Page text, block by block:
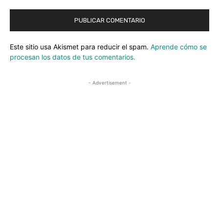
Este sitio usa Akismet para reducir el spam. Aprende cómo se
procesan los datos de tus comentarios.
- Advertisement -